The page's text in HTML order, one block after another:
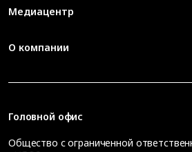
Медиацентр
О компании
Головной офис
Общество с ограниченной